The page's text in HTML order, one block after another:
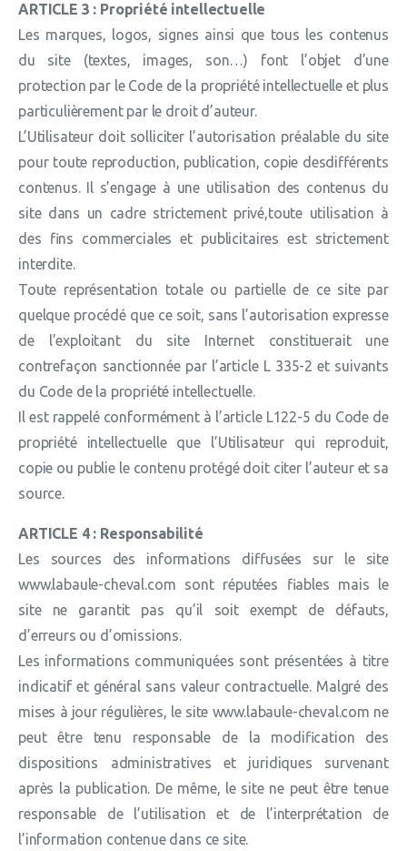
ARTICLE 3 : Propriété intellectuelle
Les marques, logos, signes ainsi que tous les contenus
du site (textes, images, son…) font l’objet d’une
protection par le Code de la propriété intellectuelle et plus
particulièrement par le droit d’auteur.
L’Utilisateur doit solliciter l’autorisation préalable du site
pour toute reproduction, publication, copie desdifférents
contenus. Il s’engage à une utilisation des contenus du
site dans un cadre strictement privé,toute utilisation à
des fins commerciales et publicitaires est strictement
interdite.
Toute représentation totale ou partielle de ce site par
quelque procédé que ce soit, sans l’autorisation expresse
de l’exploitant du site Internet constituerait une
contrefaçon sanctionnée par l’article L 335-2 et suivants
du Code de la propriété intellectuelle.
Il est rappelé conformément à l’article L122-5 du Code de
propriété intellectuelle que l’Utilisateur qui reproduit,
copie ou publie le contenu protégé doit citer l’auteur et sa
source.
ARTICLE 4 : Responsabilité
Les sources des informations diffusées sur le site
www.labaule-cheval.com sont réputées fiables mais le
site ne garantit pas qu’il soit exempt de défauts,
d’erreurs ou d’omissions.
Les informations communiquées sont présentées à titre
indicatif et général sans valeur contractuelle. Malgré des
mises à jour régulières, le site www.labaule-cheval.com ne
peut être tenu responsable de la modification des
dispositions administratives et juridiques survenant
après la publication. De même, le site ne peut être tenue
responsable de l’utilisation et de l’interprétation de
l’information contenue dans ce site.